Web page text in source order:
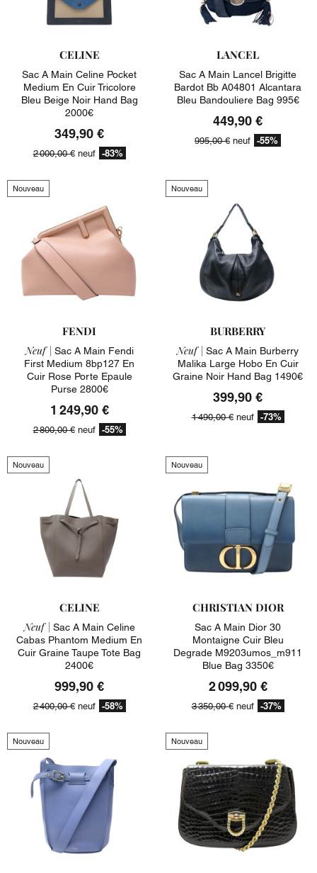
CELINE
Sac A Main Celine Pocket
Medium En Cuir Tricolore
Bleu Beige Noir Hand Bag
2000€
349,90 €
2 000,00 €neuf -83%
LANCEL
Sac A Main Lancel Brigitte
Bardot Bb A04801 Alcantara
Bleu Bandouliere Bag 995€
449,90 €
995,00 € neuf -55%
Nouveau
FENDI
Neuf | Sac A Main Fendi
First Medium 8bp127 En
Cuir Rose Porte Epaule
Purse 2800€
1 249,90 €
2 800,00 €neuf -55%
Nouveau
BURBERRY
Neuf | Sac A Main Burberry
Malika Large Hobo En Cuir
Graine Noir Hand Bag 1490€
399,90 €
1 490,00 €neuf -73%
Nouveau
CELINE
Neuf | Sac A Main Celine
Cabas Phantom Medium En
Cuir Graine Taupe Tote Bag
2400€
999,90 €
2 400,00 €neuf -58%
Nouveau
CHRISTIAN DIOR
Sac A Main Dior 30
Montaigne Cuir Bleu
Degrade M9203umos_m911
Blue Bag 3350€
2 099,90 €
3 350,00 €neuf -37%
Nouveau Nouveau